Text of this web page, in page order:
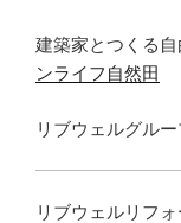
建築家とつくる
ンライフ自然田
リブウェルグル
リブウェルリフォ